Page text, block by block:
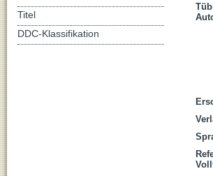
Titel
DDC-Klassifikation